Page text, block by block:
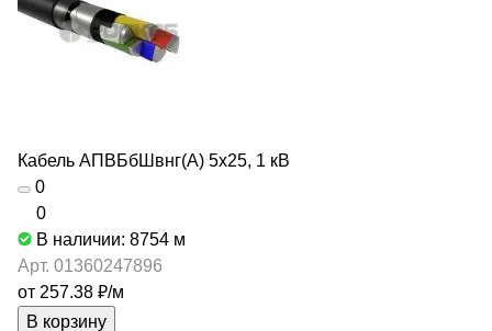
Кабель АПВБбШвнг(А) 5х25, 1 кВ
0
0
В наличии: 8754 м
Арт. 01360247896
от 257.38 ₽/м
В корзину